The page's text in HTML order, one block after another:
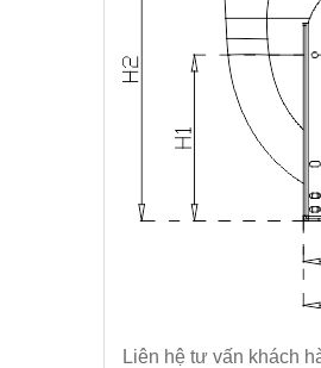
Liên hệ tư vấn khách